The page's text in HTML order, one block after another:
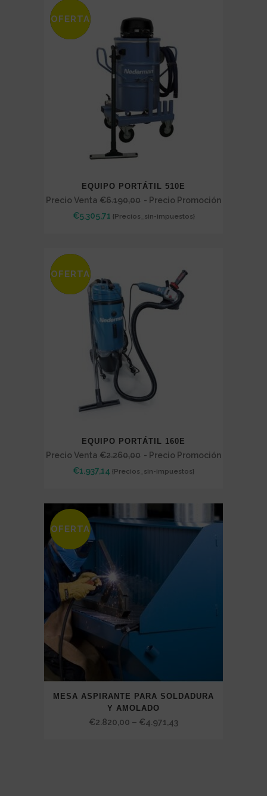
SALE
OFERTA
EQUIPO PORTÁTIL 510E
Precio Venta €6.190,00 - Precio Promoción
€5.305,71 {Precios_sin-impuestos}
SALE
OFERTA
EQUIPO PORTÁTIL 160E
Precio Venta €2.260,00 - Precio Promoción
€1.937,14 {Precios_sin-impuestos}
SALE
OFERTA
MESA ASPIRANTE PARA SOLDADURA
Y AMOLADO
€2.820,00 – €4.971,43